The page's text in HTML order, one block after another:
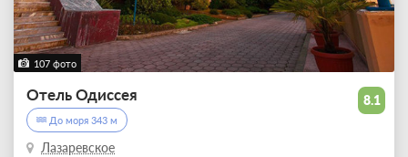
107 фото
8.1
Отель Одиссея
До моря 343 м
Лазаревское